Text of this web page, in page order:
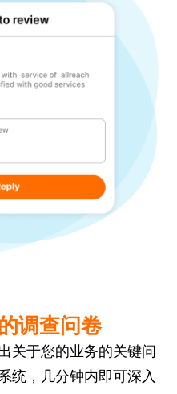
调查问卷
关于您的业务的关键问
统，几分钟内即可深入